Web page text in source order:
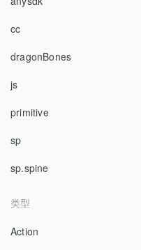
cc
dragonBones
js
primitive
sp
sp.spine
类型
Action